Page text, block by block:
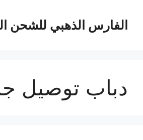
المحتوىالفارس الذهبي للشحن
دباب توصيل